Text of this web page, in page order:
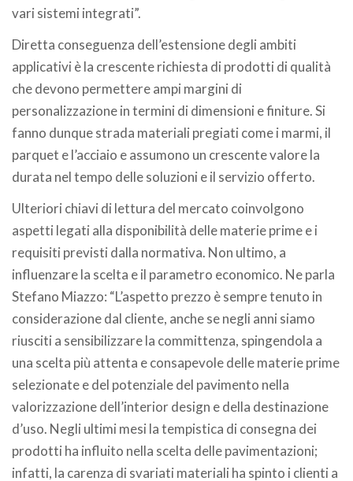
vari sistemi integrati”.
Diretta conseguenza dell’estensione degli ambiti
applicativi è la crescente richiesta di prodotti di qualità
che devono permettere ampi margini di
personalizzazione in termini di dimensioni e finiture. Si
fanno dunque strada materiali pregiati come i marmi, il
parquet e l’acciaio e assumono un crescente valore la
durata nel tempo delle soluzioni e il servizio offerto.
Ulteriori chiavi di lettura del mercato coinvolgono
aspetti legati alla disponibilità delle materie prime e i
requisiti previsti dalla normativa. Non ultimo, a
influenzare la scelta e il parametro economico. Ne parla
Stefano Miazzo: “L’aspetto prezzo è sempre tenuto in
considerazione dal cliente, anche se negli anni siamo
riusciti a sensibilizzare la committenza, spingendola a
una scelta più attenta e consapevole delle materie prime
selezionate e del potenziale del pavimento nella
valorizzazione dell’interior design e della destinazione
d’uso. Negli ultimi mesi la tempistica di consegna dei
prodotti ha influito nella scelta delle pavimentazioni;
infatti, la carenza di svariati materiali ha spinto i clienti a